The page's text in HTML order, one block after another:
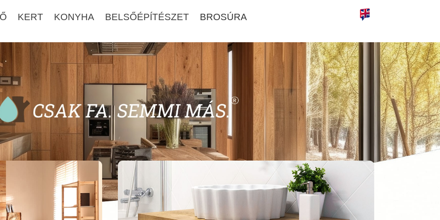
KERT KONYHA BELSŐÉPÍTÉSZET BROSÚRA